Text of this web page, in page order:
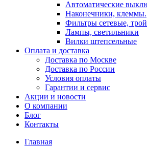
Автоматические
Наконечники, клеммы.
Фильтры сетевые,
Лампы, светильники
Вилки штепсельные
Оплата и доставка
Доставка по Москве
Доставка по России
Условия оплаты
Гарантии и сервис
Акции и новости
О компании
Блог
Контакты
Главная